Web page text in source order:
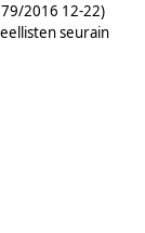
2016 12-22)
seurain